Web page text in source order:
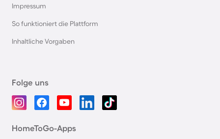
Impressum
So funktioniert die Plattform
Inhaltliche Vorgaben
Folge uns
HomeToGo-Apps